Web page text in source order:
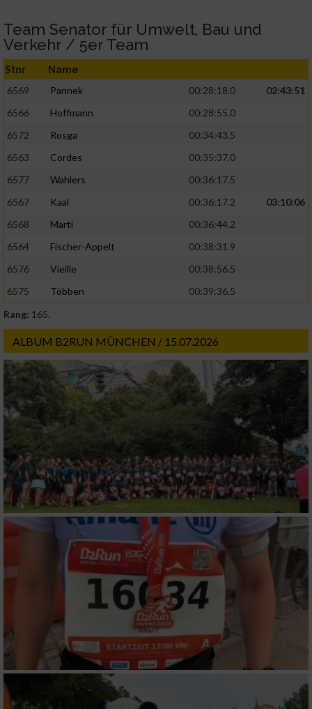
Team Senator für Umwelt, Bau und
Verkehr / 5er Team
Stnr Name
6569 Pannek 00:28:18.0
02:43:51
6566
Hoffmann
00:28:55.0
6572
Rosga
00:34:43.5
6563
Cordes
00:35:37.0
6577
Wahlers
00:36:17.5
6567
Kaal 00:36:17.2
03:10:06
6568
Marti
00:36:44.2
6564
Fischer-Appelt
00:38:31.9
6576
Vieille
00:38:56.5
6575
Többen
00:39:36.5
Rang: 165.
ALBUM B2RUN MÜNCHEN / 15.07.2026